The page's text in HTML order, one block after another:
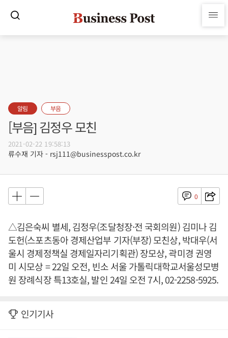
알림 부음
[부음] 김정우 모친
2021-02-22 19:58:13
류수재 기자 - rsj111@businesspost.co.kr
0
△김은숙씨 별세, 김정우(조달청장·전 국회의원) 김미나 김
도헌(스포츠동아 경제산업부 기자(부장) 모친상, 박대우(서
울시 경제정책실 경제일자리기획관) 장모상, 곽미경 권영
미 시모상 = 22일 오전, 빈소 서울 가톨릭대학교서울성모병
원 장례식장 특13호실, 발인 24일 오전 7시, 02-2258-5925.
인기기사